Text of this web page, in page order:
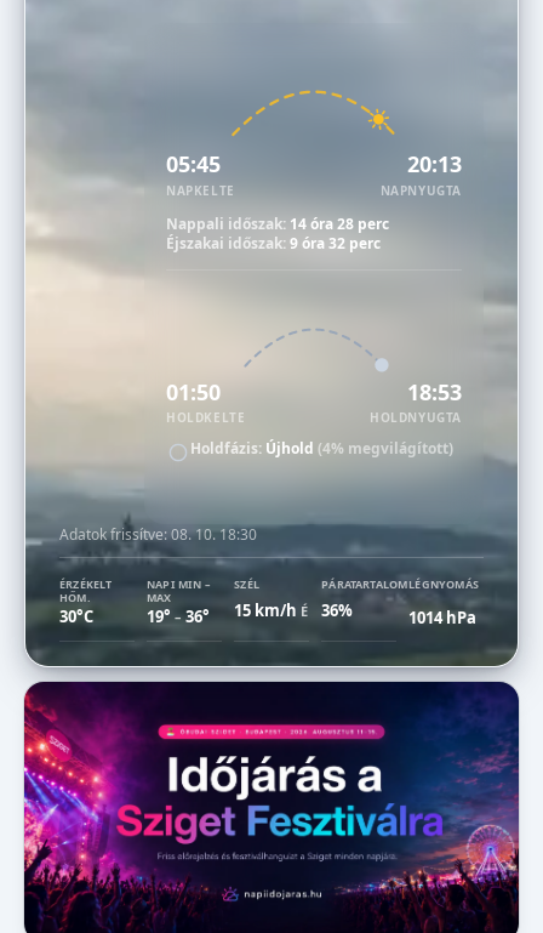
05:45
NAPKELTE
20:13
NAPNYUGTA
Nappali időszak: 14 óra 28 perc
Éjszakai időszak:9 óra 32 perc
01:50
HOLDKELTE
18:53
HOLDNYUGTA
Holdfázis: Újhold (4% megvilágított)
Adatok frissítve:08. 10. 18:30
ÉRZÉKELT
HŐM.
30°C
NAPI MIN –
MAX
19° –36°
SZÉL
15 km/h É
PÁRATARTALOM
36%
LÉGNYOMÁS
1014 hPa